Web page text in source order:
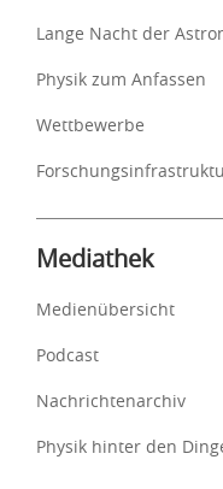
Lange Nacht der
Physik zum Anfassen
Wettbewerbe
Mediathek
Medienübersicht
Podcast
Nachrichtenarchiv
Physik hinter den